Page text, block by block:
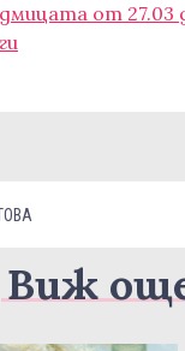
от
Виж